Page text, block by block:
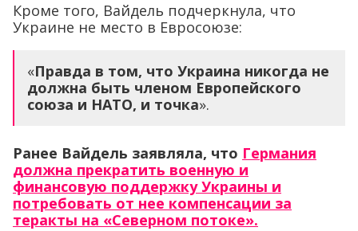
Кроме того, Вайдель подчеркнула, что
Украине не место в Евросоюзе:
«Правда в том, что Украина никогда не
должна быть членом Европейского
союза и НАТО, и точка».
Ранее Вайдель заявляла, что Германия
должна прекратить военную и
финансовую поддержку Украины и
потребовать от нее компенсации за
теракты на «Северном потоке».